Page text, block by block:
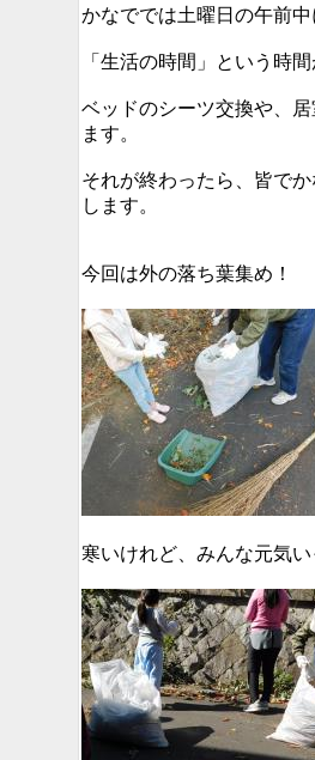
かなででは土曜日の午前中
「生活の時間」という時間
ベッドのシーツ交換や、
ます。
それが終わったら、皆で
します。
今回は外の落ち葉集め！
寒いけれど、みんな元気